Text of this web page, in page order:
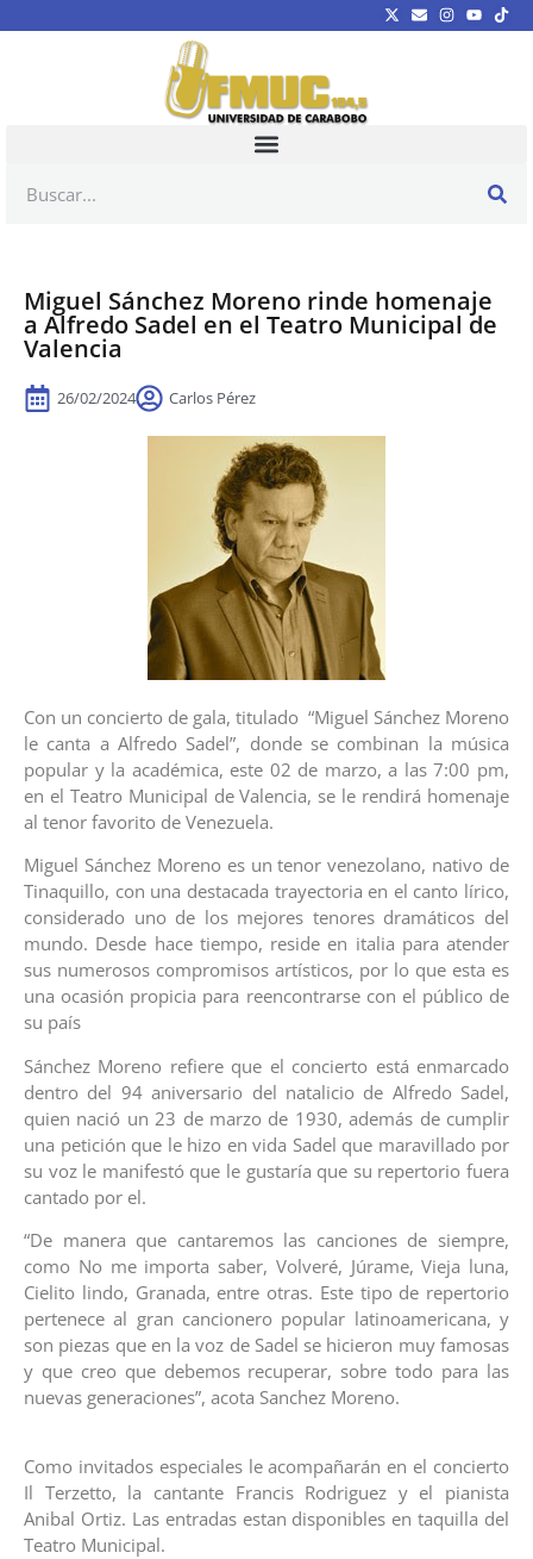
Miguel Sánchez Moreno rinde homenaje
a Alfredo Sadel en el Teatro Municipal de
Valencia
26/02/2024 Carlos Pérez
Con un concierto de gala, titulado “Miguel Sánchez Moreno
le canta a Alfredo Sadel”, donde se combinan la música
popular y la académica, este 02 de marzo, a las 7:00 pm,
en el Teatro Municipal de Valencia, se le rendirá homenaje
al tenor favorito de Venezuela.
Miguel Sánchez Moreno es un tenor venezolano, nativo de
Tinaquillo, con una destacada trayectoria en el canto lírico,
considerado uno de los mejores tenores dramáticos del
mundo. Desde hace tiempo, reside en italia para atender
sus numerosos compromisos artísticos, por lo que esta es
una ocasión propicia para reencontrarse con el público de
su país
Sánchez Moreno refiere que el concierto está enmarcado
dentro del 94 aniversario del natalicio de Alfredo Sadel,
quien nació un 23 de marzo de 1930, además de cumplir
una petición que le hizo en vida Sadel que maravillado por
su voz le manifestó que le gustaría que su repertorio fuera
cantado por el.
“De manera que cantaremos las canciones de siempre,
como No me importa saber, Volveré, Júrame, Vieja luna,
Cielito lindo, Granada, entre otras. Este tipo de repertorio
pertenece al gran cancionero popular latinoamericana, y
son piezas que en la voz de Sadel se hicieron muy famosas
y que creo que debemos recuperar, sobre todo para las
nuevas generaciones”, acota Sanchez Moreno.
Como invitados especiales le acompañarán en el concierto
Il Terzetto, la cantante Francis Rodriguez y el pianista
Anibal Ortiz. Las entradas estan disponibles en taquilla del
Teatro Municipal.